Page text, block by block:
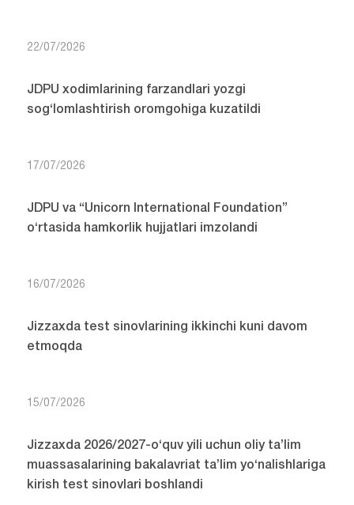
22/07/2026
JDPU xodimlarining farzandlari yozgi
sog‘lomlashtirish oromgohiga kuzatildi
17/07/2026
JDPU va “Unicorn International Foundation”
o‘rtasida hamkorlik hujjatlari imzolandi
16/07/2026
Jizzaxda test sinovlarining ikkinchi kuni davom
etmoqda
15/07/2026
Jizzaxda 2026/2027-o‘quv yili uchun oliy ta’lim
muassasalarining bakalavriat ta’lim yo‘nalishlariga
kirish test sinovlari boshlandi